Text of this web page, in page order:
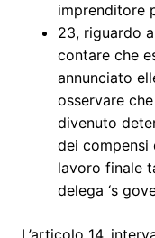
imprenditore
23, riguardo
contare che
annunciato
osservare
divenuto
dei compensi
lavoro finale
delega ‘s